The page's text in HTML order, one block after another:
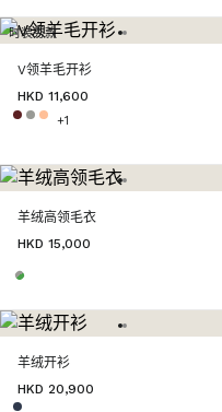
时装秀款
V领羊毛开衫
HKD 11,600
+1
羊绒高领毛衣
HKD 15,000
羊绒开衫
HKD 20,900